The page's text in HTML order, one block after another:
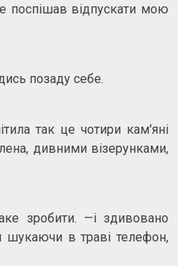
поспішав відпускати мою
позаду себе.
так це чотири кам'яні
дивними візерунками,
зробити. —і здивовано
шукаючи в траві телефон,